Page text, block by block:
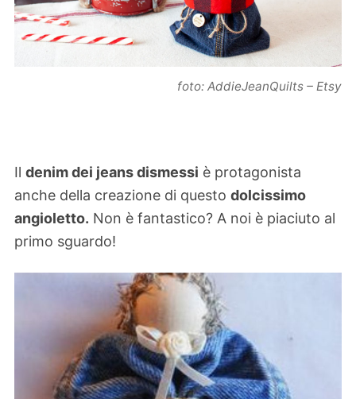
foto: AddieJeanQuilts – Etsy
Il denim dei jeans dismessi è protagonista
anche della creazione di questo dolcissimo
angioletto. Non è fantastico? A noi è piaciuto al
primo sguardo!